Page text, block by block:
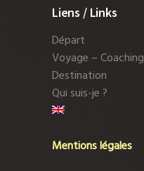
Liens / Links
Départ
Voyage – Coaching
Destination
Qui suis-je ?
Mentions légales